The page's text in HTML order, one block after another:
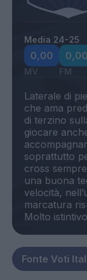
Media 24-25
0,00
MV
0,00
FM
Laterale di
che ama
di terzino
giocare
soprattutto
cross
una buona
velocità,
marcatura